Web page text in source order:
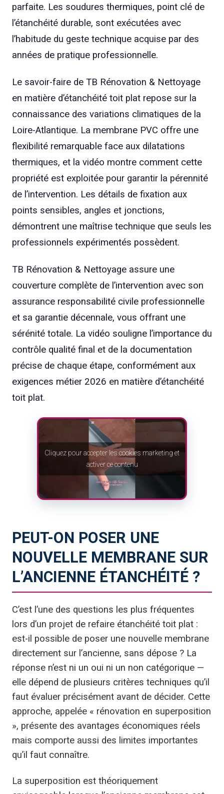
parfaite. Les soudures thermiques, point clé de
l’étanchéité durable, sont exécutées avec
l’habitude du geste technique acquise par des
années de pratique professionnelle.
Le savoir-faire de TB Rénovation & Nettoyage
en matière d’étanchéité toit plat repose sur la
connaissance des variations climatiques de la
Loire-Atlantique. La membrane PVC offre une
flexibilité remarquable face aux dilatations
thermiques, et la vidéo montre comment cette
propriété est exploitée pour garantir la pérennité
de l’intervention. Les détails de fixation aux
points sensibles, angles et jonctions,
démontrent une maîtrise technique que seuls les
professionnels expérimentés possèdent.
TB Rénovation & Nettoyage assure une
couverture complète de l’intervention avec son
assurance responsabilité civile professionnelle
et sa garantie décennale, vous offrant une
sérénité totale. La vidéo souligne l’importance du
contrôle qualité final et de la documentation
précise de chaque étape, conformément aux
exigences métier 2026 en matière d’étanchéité
toit plat.
Cliquez pour accepter les cookies marketing et
activer ce contenu
PEUT-ON POSER UNE
NOUVELLE MEMBRANE SUR
L’ANCIENNE ÉTANCHÉITÉ ?
C’est l’une des questions les plus fréquentes
lors d’un projet de refaire étanchéité toit plat :
est-il possible de poser une nouvelle membrane
directement sur l’ancienne, sans dépose ? La
réponse n’est ni un oui ni un non catégorique —
elle dépend de plusieurs critères techniques qu’il
faut évaluer précisément avant de décider. Cette
approche, appelée « rénovation en superposition
», présente des avantages économiques réels
mais comporte aussi des limites importantes
qu’il faut connaître.
La superposition est théoriquement